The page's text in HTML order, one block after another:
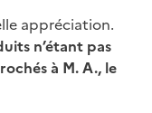
appréciation.
n’étant pas
à M. A., le